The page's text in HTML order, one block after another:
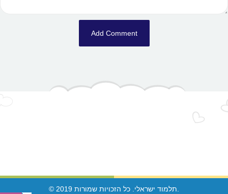
© 2019 תלמוד ישראלי. כל הזכויות שמורות.